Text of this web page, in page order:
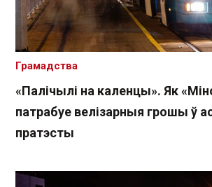
«Палічылі на каленцы». Як
патрабуе велізарныя грошы ў
пратэсты
Грамадства